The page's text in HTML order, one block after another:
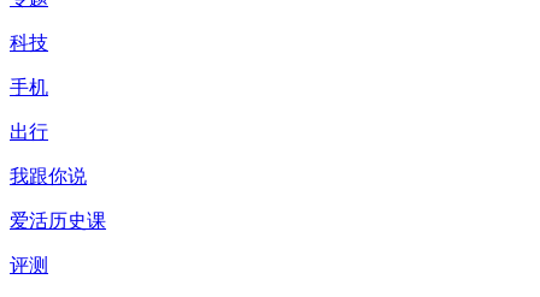
科技
手机
出行
我跟你说
爱活历史课
评测